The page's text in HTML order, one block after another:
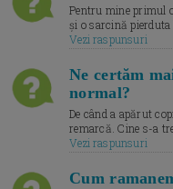
Pentru mine primul
și o sarcină
Vezi raspunsuri
Ne certăm
normal?
De când a apărut
remarcă. Cine s-a
Vezi raspunsuri
Cum